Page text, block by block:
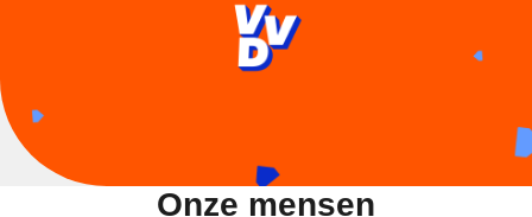
Onze mensen